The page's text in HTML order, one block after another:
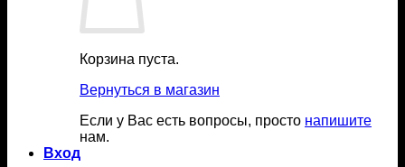
Корзина пуста.
Вернуться в магазин
Если у Вас есть вопросы, просто напишите
нам.
Вход